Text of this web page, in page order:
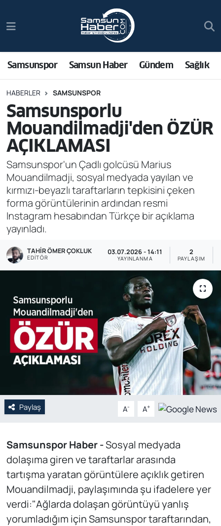
Samsunspor Samsun Haber Gündem Sağlık
HABERLER SAMSUNSPOR
Samsunsporlu
Mouandilmadji'den ÖZÜR
AÇIKLAMASI
Samsunspor'un Çadlı golcüsü Marius
Mouandilmadji, sosyal medyada yayılan ve
kırmızı-beyazlı taraftarların tepkisini çeken
forma görüntülerinin ardından resmi
Instagram hesabından Türkçe bir açıklama
yayınladı.
TAHIR ÖMER ÇOKLUK
EDITÖR
03.07.2026 - 14:11
YAYINLANMA
2
PAYLAŞIM
Paylaş A- A+
Samsunspor Haber -Sosyal medyada
dolaşıma giren ve taraftarlar arasında
tartışma yaratan görüntülere açıklık getiren
Mouandilmadji, paylaşımında şu ifadelere yer
verdi:"Ağlarda dolaşan görüntüyü yanlış
yorumladığım için Samsunspor taraftarından,
Samsun Haber
Sağlık
Asayiş
Bilim ve Teknoloji
Bölge
Dünya
Ekonomi
POLİTİKA
Siyaset
Spor
Yerel
Trafik Durumu
Süper Lig Puan Durumu ve Fikstür
Tüm Manşetler
Son Dakika Haberleri
Haber Arşivi